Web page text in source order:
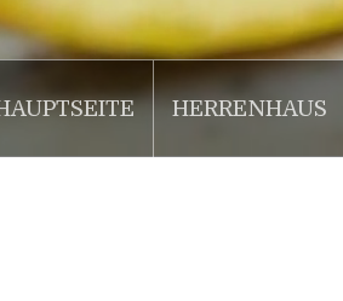
HERRENHAUS